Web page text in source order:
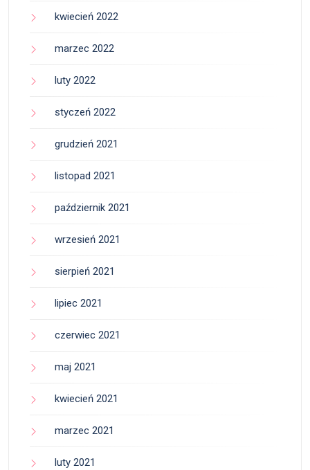
kwiecień 2022
marzec 2022
luty 2022
styczeń 2022
grudzień 2021
listopad 2021
październik 2021
wrzesień 2021
sierpień 2021
lipiec 2021
czerwiec 2021
maj 2021
kwiecień 2021
marzec 2021
luty 2021